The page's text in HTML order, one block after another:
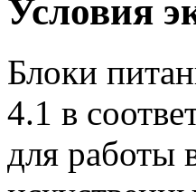
Условия
Блоки
4.1 в
для работы